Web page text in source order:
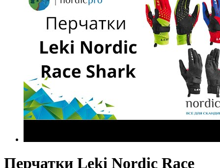
Перчатки Leki Nordic Race